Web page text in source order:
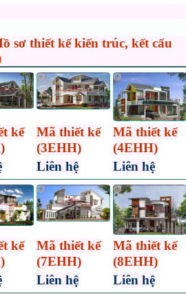
sơ thiết kế kiến trúc, kết cấu
kế
Mã thiết kế
(3EHH)
Mã thiết kế
(4EHH)
Liên hệ Liên hệ
kế
Mã thiết kế
(7EHH)
Mã thiết kế
(8EHH)
Liên hệ Liên hệ